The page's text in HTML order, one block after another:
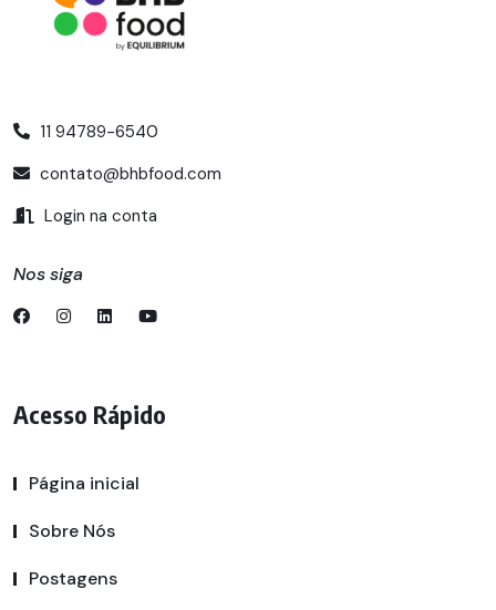
11 94789-6540
contato@bhbfood.com
Login na conta
Nos siga
Acesso Rápido
Página inicial
Sobre Nós
Postagens